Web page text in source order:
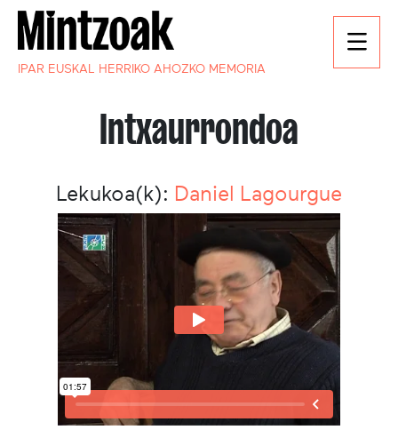
IPAR EUSKAL HERRIKO AHOZKO MEMORIA
Intxaurrondoa
Lekukoa(k): Daniel Lagourgue